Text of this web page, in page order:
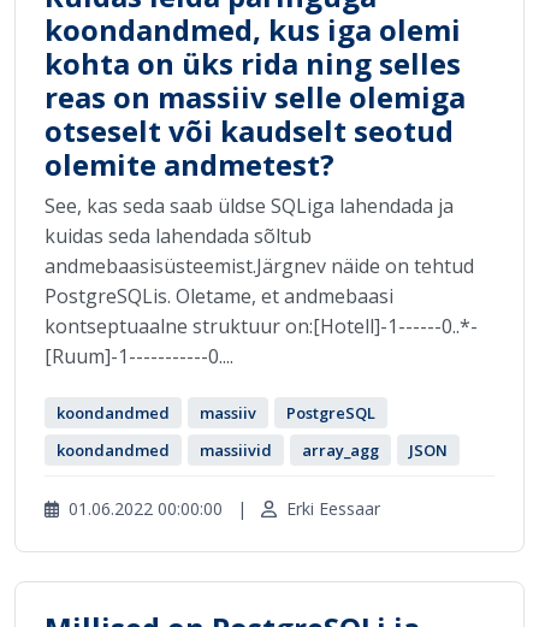
koondandmed, kus iga olemi
kohta on üks rida ning selles
reas on massiiv selle olemiga
otseselt või kaudselt seotud
olemite andmetest?
See, kas seda saab üldse SQLiga lahendada ja
kuidas seda lahendada sõltub
andmebaasisüsteemist.Järgnev näide on tehtud
PostgreSQLis. Oletame, et andmebaasi
kontseptuaalne struktuur on:[Hotell]-1------0..*-
[Ruum]-1-----------0....
koondandmed massiiv
PostgreSQL
koondandmed
massiivid array_agg JSON
01.06.2022 00:00:00 | Erki Eessaar